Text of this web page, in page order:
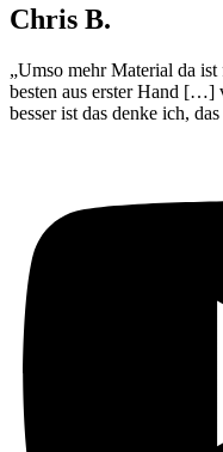
Chris B.
„Umso mehr Material da
besten aus erster Hand […]
besser ist das denke ich,